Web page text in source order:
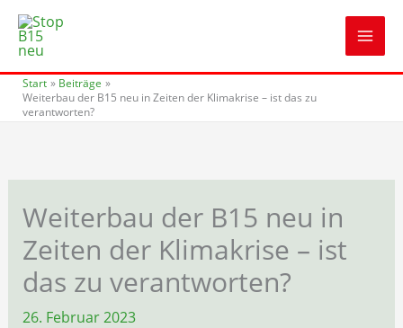
Zum
Inhalt
Start
Beiträge
Weiterbau der B15 neu in Zeiten der Klimakrise – ist das zu
verantworten?
Weiterbau der B15 neu in
Zeiten der Klimakrise – ist
das zu verantworten?
26. Februar 2023